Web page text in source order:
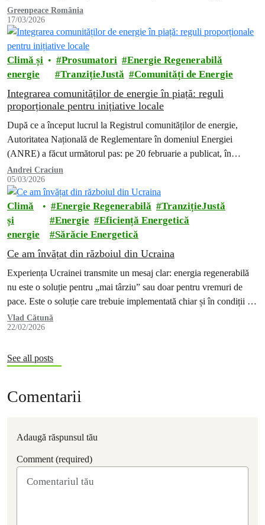
gospodării.
Greenpeace România
17/03/2026
Climă și
energie
Prosumatori
Energie Regenerabilă
TranzițieJustă
Comunități de Energie
Integrarea comunităților de energie în piață: reguli
proporționale pentru inițiative locale
După ce a început lucrul la Registrul comunităților de energie,
Autoritatea Națională de Reglementare în domeniul Energiei
(ANRE) a făcut următorul pas: pe 20 februarie a publicat, în
dezbatere publică,…
Andrei Craciun
05/03/2026
Climă
și
energie
Energie Regenerabilă
TranzițieJustă
Energie
Eficiență Energetică
Sărăcie Energetică
Ce am învățat din războiul din Ucraina
Experiența Ucrainei transmite un mesaj clar: energia regenerabilă
nu este o soluție pentru „mai târziu” sau doar pentru vremuri de
pace. Este o soluție care trebuie implementată chiar și în condiții de
criză, dacă vrem să protejăm oamenii și să reducem vulnerabilitatea
societății în fața violenței și autoritarismului.
Vlad Cătună
22/02/2026
See all posts
Comentarii
Adaugă răspunsul tău
Comment (required)